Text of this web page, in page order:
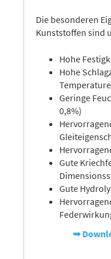
Die besonderen
Kunststoffen sind
Hohe
Hohe
Geringe
0,8%)
Gute
Gute
➥